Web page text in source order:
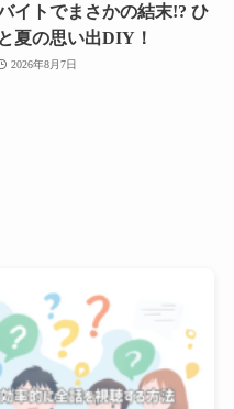
イトでまさかの結末!? ひ
と夏の思い出DIY！
2026年8月7日